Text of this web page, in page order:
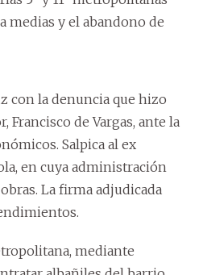
medias y el abandono de
con la denuncia que hizo
de Vargas, ante la
Salpica al ex
en cuya administración
La firma adjudicada
mediante